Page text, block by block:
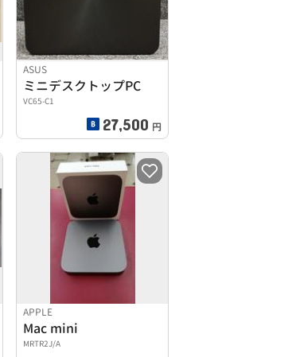
ASUS
ミニデスクトップPC
VC65-C1
27,500 円
APPLE
Mac mini
MRTR2J/A